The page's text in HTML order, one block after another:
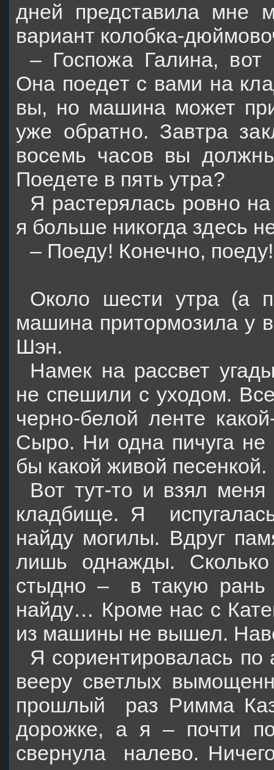
дней представила мне
вариант колобка-
– Госпожа Галина, вот
Она поедет с вами на
вы, но машина может
уже обратно. Завтра
восемь часов вы
Поедете в пять утра?
Я растерялась ровно
я больше никогда здесь
– Поеду! Конечно, поеду!
Около шести утра (а
машина притормозила у
Шэн.
Намек на рассвет
не спешили с уходом.
черно-белой ленте
Сыро. Ни одна пичуга не
бы какой живой песенкой.
Вот тут-то и взял
кладбище. Я
найду могилы. Вдруг
лишь однажды.
стыдно –
в такую
найду… Кроме нас с
из машины не вышел.
Я сориентировалась по
вееру светлых
прошлый
раз Римма
дорожке, а я – почти
свернула
налево.